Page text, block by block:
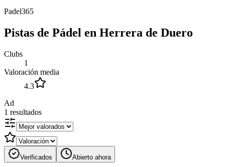
Padel365
Pistas de Pádel en Herrera de Duero
Clubs
1
Valoración media
4.3
Ad
1 resultados
Verificados Abierto ahora